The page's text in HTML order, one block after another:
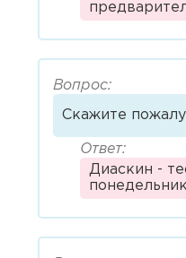
Вопрос:
Скажите
Ответ:
Диаскин -